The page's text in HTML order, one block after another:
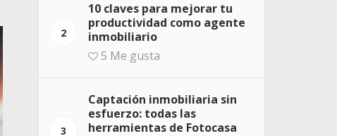
2
10 claves para mejorar tu
productividad como agente
inmobiliario
5 Me gusta
3
Captación inmobiliaria sin
esfuerzo: todas las
herramientas de Fotocasa